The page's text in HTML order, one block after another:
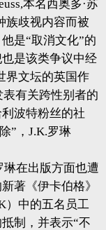
本名西奥多·苏
族歧视内容而被
是“取消文化”的
是该类争议中经
界文坛的英国作
有关跨性别者的
波特粉丝的社
”，J.K.罗琳
在出版方面也遭
著《伊卡伯格》
）中的五名员工
制，并表示“不